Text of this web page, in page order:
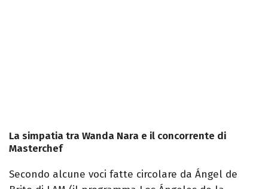
La simpatia tra Wanda Nara e il concorrente di
Masterchef
Secondo alcune voci fatte circolare da Ángel de